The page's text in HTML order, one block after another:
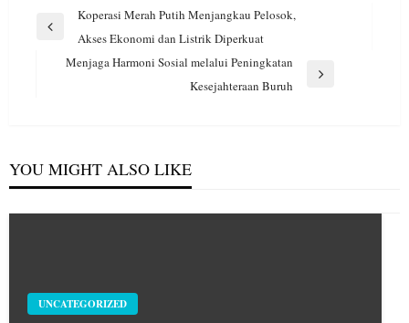
Navigasi
pos
Previous
Koperasi Merah Putih Menjangkau Pelosok,
Akses Ekonomi dan Listrik Diperkuat
Menjaga Harmoni Sosial melalui Peningkatan
Kesejahteraan Buruh
YOU MIGHT ALSO LIKE
UNCATEGORIZED